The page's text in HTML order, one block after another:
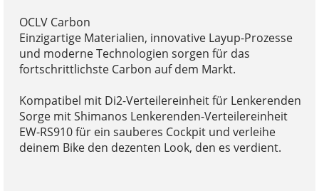
OCLV Carbon
Einzigartige Materialien, innovative Layup-Prozesse
und moderne Technologien sorgen für das
fortschrittlichste Carbon auf dem Markt.
Kompatibel mit Di2-Verteilereinheit für Lenkerenden
Sorge mit Shimanos Lenkerenden-Verteilereinheit
EW-RS910 für ein sauberes Cockpit und verleihe
deinem Bike den dezenten Look, den es verdient.